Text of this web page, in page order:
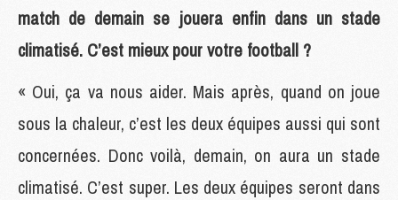
match de demain se jouera enfin dans un stade
climatisé. C’est mieux pour votre football ?
« Oui, ça va nous aider. Mais après, quand on joue
sous la chaleur, c’est les deux équipes aussi qui sont
concernées. Donc voilà, demain, on aura un stade
climatisé. C’est super. Les deux équipes seront dans